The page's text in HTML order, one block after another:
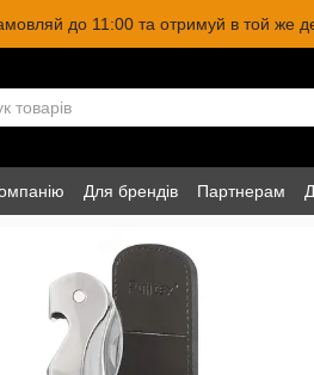
до 11:00 та отримуй в той же
Для брендів Партнерам